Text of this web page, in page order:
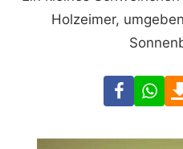
Holzeimer,